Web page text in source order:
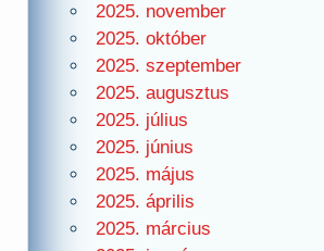
2025. november
2025. október
2025. szeptember
2025. augusztus
2025. július
2025. június
2025. május
2025. április
2025. március